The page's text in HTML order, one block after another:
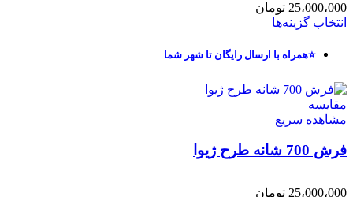
25،000،000 تومان
انتخاب گزینه‌ها
⭐همراه با ارسال رایگان تا شهر شما
مقایسه
مشاهده سریع
فرش 700 شانه طرح ژیوا
25،000،000 تومان